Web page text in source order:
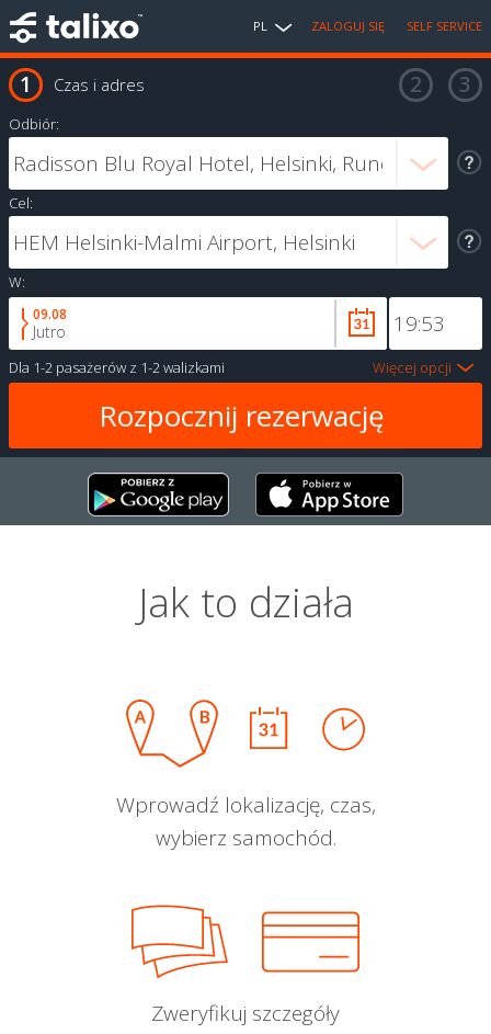
PL ZALOGUJ SIĘ SELF SERVICE
Czas i adres
Odbiór:
Cel:
W:
09.08
Jutro
Dla 1-2 pasażerów z 1-2 walizkami Więcej opcji
Jak to działa
Wprowadź lokalizację, czas,
wybierz samochód.
Zweryfikuj szczegóły